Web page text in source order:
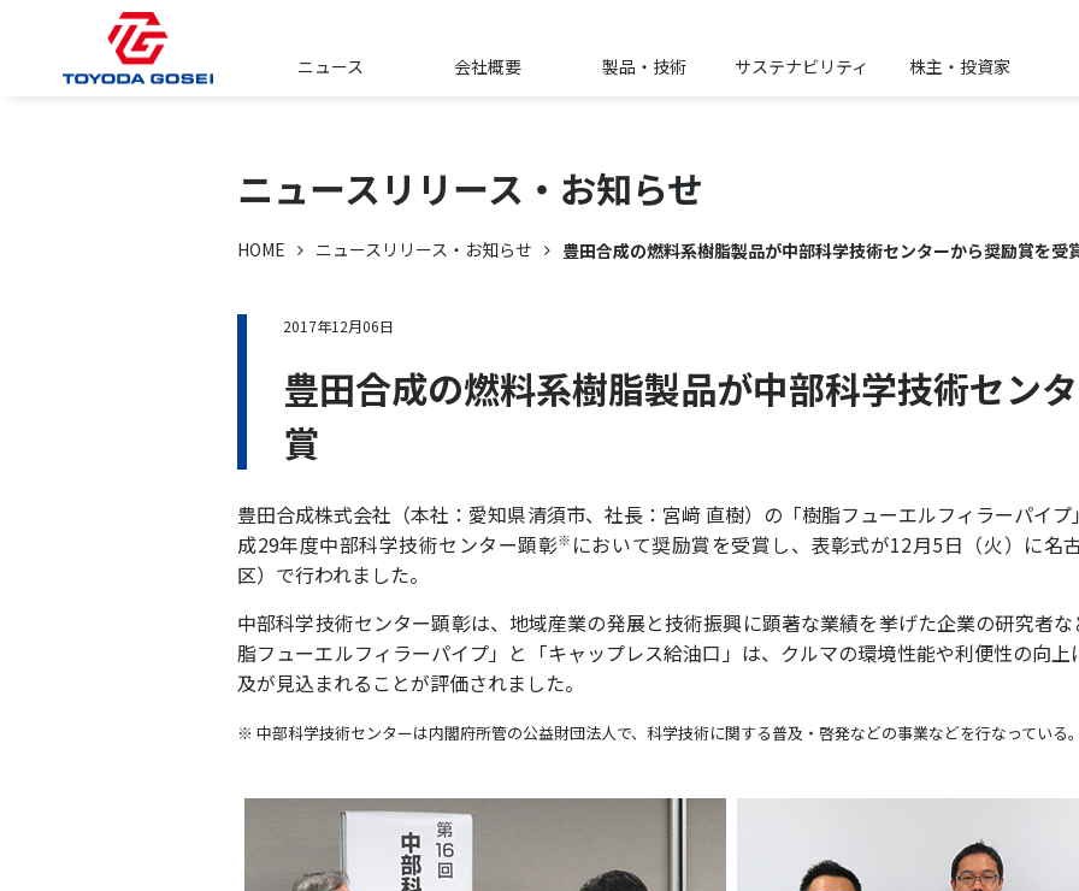
ニュース 会社概要 製品・技術 サステナビリティ 株主・投資家
ニュースリリース・ お知らせ
HOME ニュースリリース・お知らせ 豊田合成の燃料系樹脂製品が中部科学技術センターから奨励賞を受
2017年12月06日
豊田合成の燃料系樹脂製品が中部科学技術セン
賞
豊田合成株式会社（本社：愛知県清須市、社長：宮﨑 直樹）の「樹脂フューエルフィラーパイ
成29年度中部科学技術センター顕彰※ において奨励賞を受賞し、表彰式が12月5日（火）に名
区）で行われました。
中部科学技術センター顕彰は、地域産業の発展と技術振興に顕著な業績を挙げた企業の研究者
脂フューエルフィラーパイプ」と「キャップレス給油口」は、クルマの環境性能や利便性の向
及が見込まれることが評価されました。
※ 中部科学技術センターは内閣府所管の公益財団法人で、 科学技術に関する普及・啓発などの事業などを行なっている